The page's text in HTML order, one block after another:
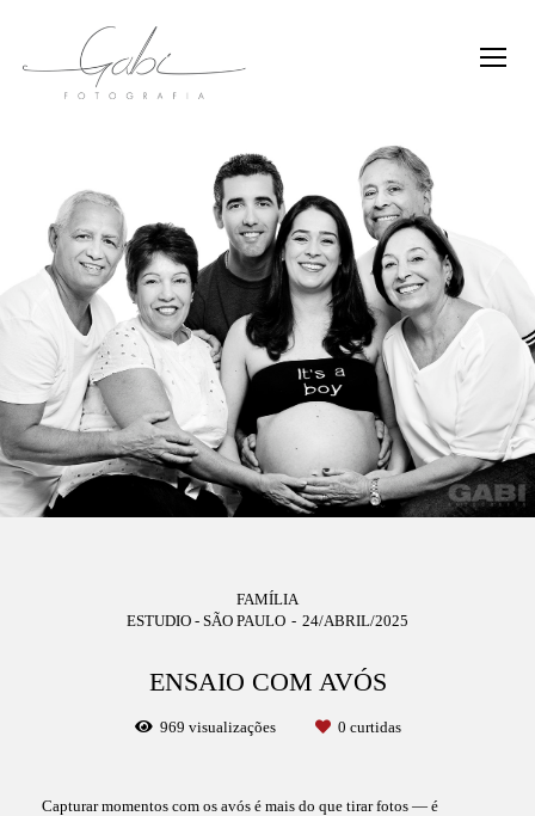
FAMÍLIA
ESTUDIO - SÃO PAULO
24/ABRIL/2025
ENSAIO COM AVÓS
969 visualizações 0 curtidas
Capturar momentos com os avós é mais do que tirar fotos — é